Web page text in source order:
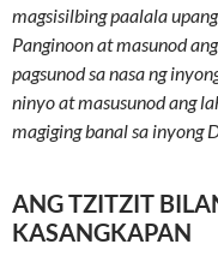
magsisilbing paalala
Panginoon at masunod
pagsunod sa nasa ng
ninyo at masusunod ang
magiging banal sa inyong
ANG TZITZIT
KASANGKAPAN